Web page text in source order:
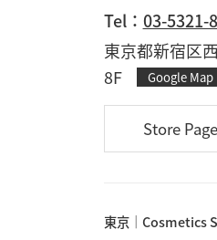
Tel： 03-5321-
東京都新宿区
8F
Google Map
Store Page
東京 Cosmetics